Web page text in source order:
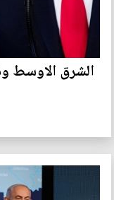
الشرق الاوسط